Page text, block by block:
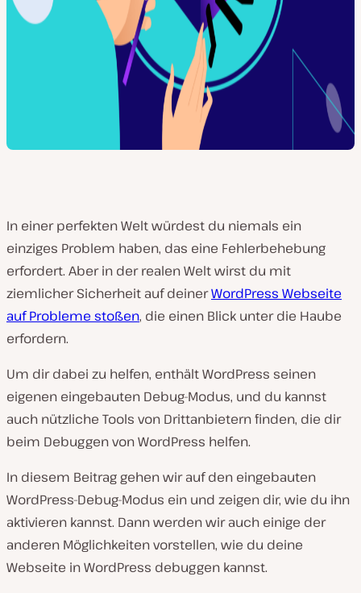
In einer perfekten Welt würdest du niemals ein
einziges Problem haben, das eine Fehlerbehebung
erfordert. Aber in der realen Welt wirst du mit
ziemlicher Sicherheit auf deinerWordPress Webseite
auf Probleme stoßen, die einen Blick unter die Haube
erfordern.
Um dir dabei zu helfen, enthält WordPress seinen
eigenen eingebauten Debug-Modus, und du kannst
auch nützliche Tools von Drittanbietern finden, die dir
beim Debuggen von WordPress helfen.
In diesem Beitrag gehen wir auf den eingebauten
WordPress-Debug-Modus ein und zeigen dir, wie du ihn
aktivieren kannst. Dann werden wir auch einige der
anderen Möglichkeiten vorstellen, wie du deine
Webseite in WordPress debuggen kannst.